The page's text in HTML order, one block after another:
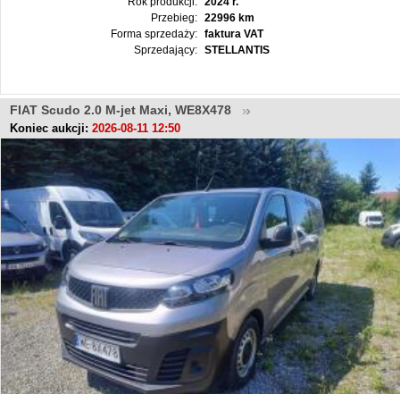
Przebieg:
22996 km
Forma sprzedaży:
faktura VAT
Sprzedający:
STELLANTIS
FIAT Scudo 2.0 M-jet Maxi, WE8X478
Koniec aukcji: 2026-08-11 12:50